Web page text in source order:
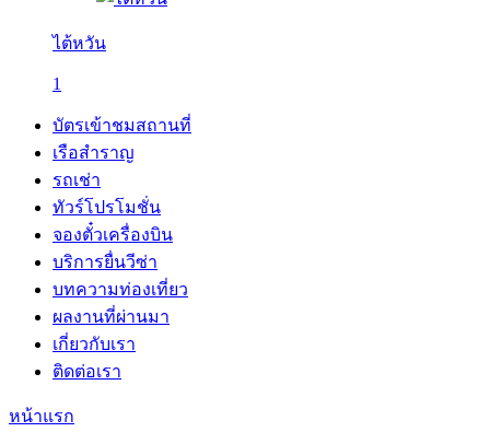
ไต้หวัน
1
บัตรเข้าชมสถานที่
เรือสำราญ
รถเช่า
ทัวร์โปรโมชั่น
จองตั๋วเครื่องบิน
บริการยื่นวีซ่า
บทความท่องเที่ยว
ผลงานที่ผ่านมา
เกี่ยวกับเรา
ติดต่อเรา
หน้าแรก